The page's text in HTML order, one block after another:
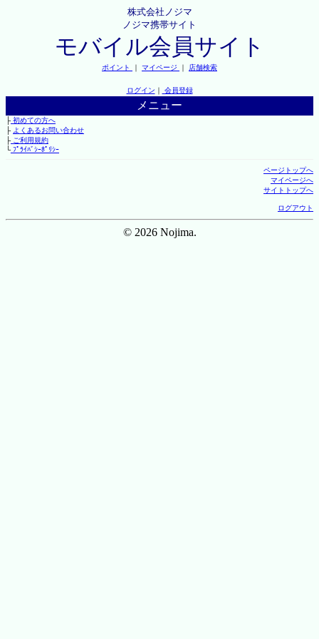
株式会社ノジマ
ノジマ携帯サイト
モバイル会員サイト
ポイント ｜ マイページ ｜ 店舗検索
ログイン ｜ 会員登録
メニュー
├初めての方へ
├ よくあるお問い合わせ
├ご利用規約
└ﾌﾟﾗｲﾊﾞｼｰﾎﾟﾘｼｰ
ページトップへ
マイページへ
サイトトップへ
ログアウト
© 2026 Nojima.